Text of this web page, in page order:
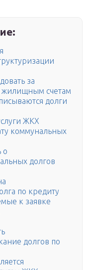
за
жилищным счетам
долги
ЖКХ
коммунальных
о
долгов
по кредиту
к заявке
долгов по